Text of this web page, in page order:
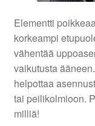
Elementti
korkeampi
vähentää
vaikutusta
helpottaa
tai peilikolmioon.
milliä!